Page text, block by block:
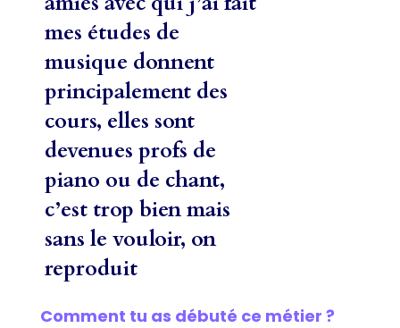
mes études de
musique donnent
principalement des
cours, elles sont
devenues profs de
piano ou de chant,
c’est trop bien mais
sans le vouloir, on
reproduit
Comment tu as débuté ce métier ?